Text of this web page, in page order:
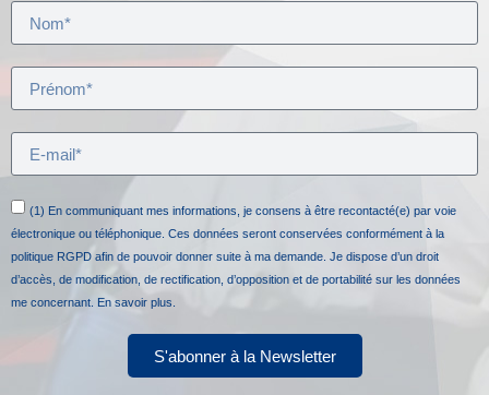
(1) En communiquant mes informations, je consens à être recontacté(e) par voie
électronique ou téléphonique. Ces données seront conservées conformément à la
politique RGPD afin de pouvoir donner suite à ma demande. Je dispose d’un droit
d’accès, de modification, de rectification, d’opposition et de portabilité sur les données
me concernant.
En savoir plus.
S'abonner à la Newsletter